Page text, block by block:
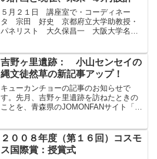
５月２１日 講座室で・コーディネー
タ 宗田 好史 京都府立大学助教授・
パネリスト 大久保昌一 大阪大学名誉
木 毅 大阪大学助教授千里ニュータウ
ン・吹田市・豊中市でまちづくり...
吉野ヶ里遺跡： 小山センセイの
縄文徒然草の新記事アップ！
キューカンチョーの記事のお知らせで
す。先月、吉野ヶ里遺跡を訪ねたときの
ことを、青森県のJOMONFANサイト「縄
書きを削ってくださいと伝えたら「元吹
田市立博物館館長、...
２００８年度（第１６回）コスモ
ス国際賞：授賞式